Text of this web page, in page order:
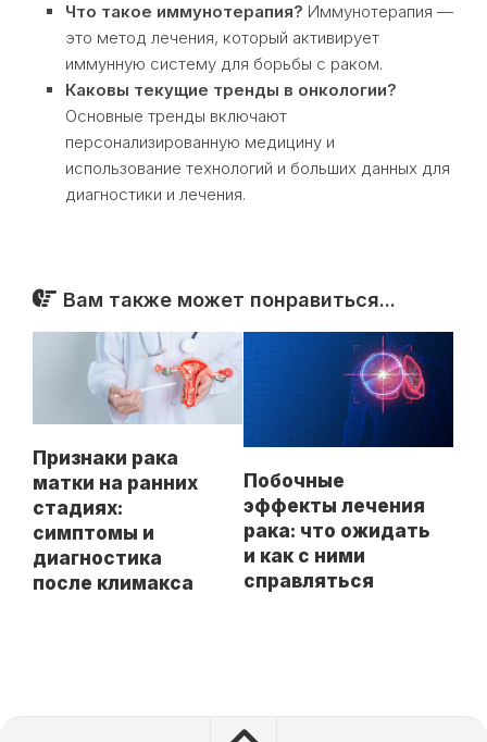
Что такое иммунотерапия? Иммунотерапия —
это метод лечения, который активирует
иммунную систему для борьбы с раком.
Каковы текущие тренды в онкологии?
Основные тренды включают
персонализированную медицину и
использование технологий и больших данных для
диагностики и лечения.
Вам также может понравиться...
Признаки рака
матки на ранних
стадиях:
симптомы и
диагностика
после климакса
Побочные
эффекты лечения
рака: что ожидать
и как с ними
справляться